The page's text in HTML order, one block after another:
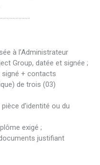
à l’Administrateur
Group, datée et signée ;
signé + contacts
de trois (03)
d’identité ou du
exigé ;
justifiant